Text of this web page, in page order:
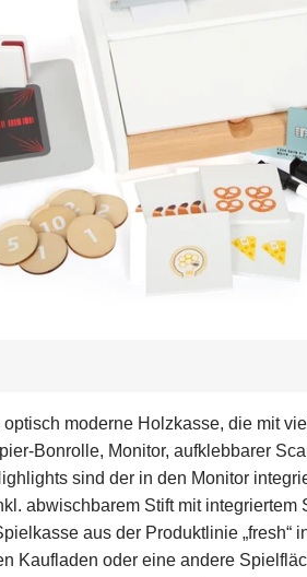
moderne Holzkasse, die mit
Bonrolle, Monitor, aufklebbarer
sind der in den Monitor
abwischbarem Stift mit
aus der Produktlinie
Kaufladen oder eine andere